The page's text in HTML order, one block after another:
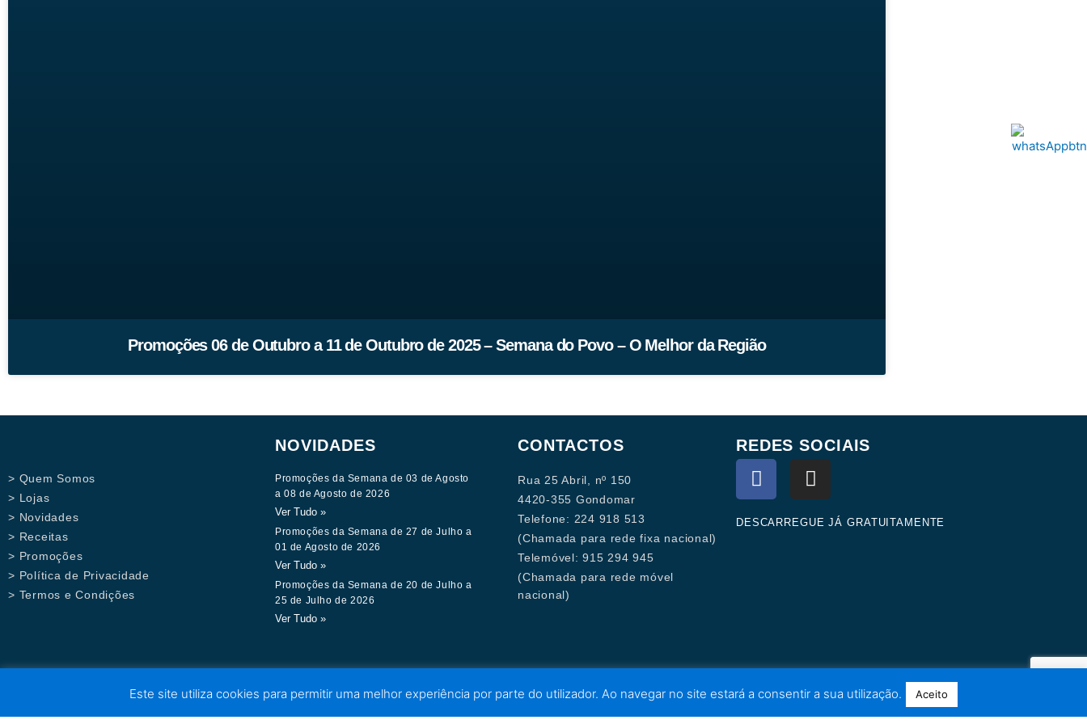
Promoções 06 de Outubro a 11 de Outubro de 2025 – Semana do Povo – O Melhor da Região
> Quem Somos
> Lojas
> Novidades
> Receitas
> Promoções
> Política de Privacidade
> Termos e Condições
NOVIDADES
Promoções da Semana de 03 de Agosto
a 08 de Agosto de 2026
Ver Tudo »
Promoções da Semana de 27 de Julho a
01 de Agosto de 2026
Ver Tudo »
Promoções da Semana de 20 de Julho a
25 de Julho de 2026
Ver Tudo »
CONTACTOS
Rua 25 Abril, nº 150
4420-355 Gondomar
Telefone: 224 918 513
(Chamada para rede fixa nacional)
Telemóvel: 915 294 945
(Chamada para rede móvel
nacional)
REDES SOCIAIS
F
a
c
e
I
n
s
t
DESCARREGUE JÁ GRATUITAMENTE
Este site utiliza cookies para permitir uma melhor experiência por parte do utilizador. Ao navegar no site estará a consentir a sua utilização. Aceito